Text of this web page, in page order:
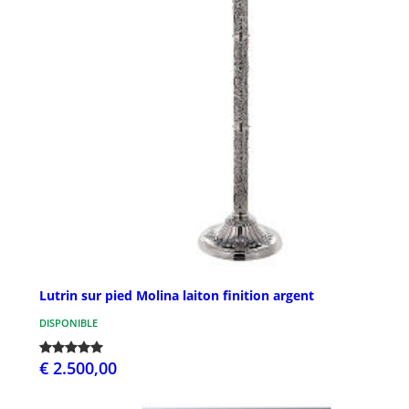
Lutrin sur pied Molina laiton finition argent
DISPONIBLE
€ 2.500,00